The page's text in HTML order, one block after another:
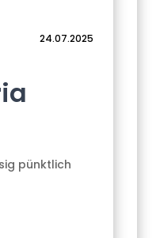
24.07.2025
pünktlich